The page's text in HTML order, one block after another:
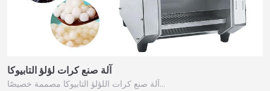
آلة صنع كرات لؤلؤ التابيوكا
آلة صنع كرات اللؤلؤ التابيوكا مصممة خصيصًا…